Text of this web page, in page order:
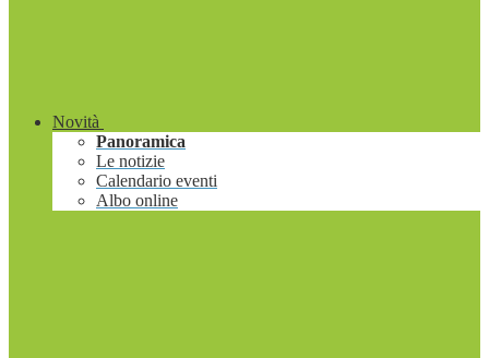
Novità
Panoramica
Le notizie
Calendario eventi
Albo online